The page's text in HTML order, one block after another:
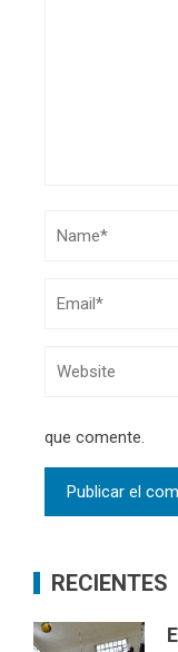
que comente.
RECIENTES